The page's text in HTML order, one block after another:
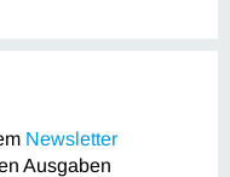
Newsletter
Ausgaben